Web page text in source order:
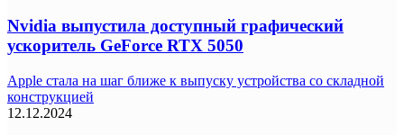
Nvidia выпустила доступный графический
ускоритель GeForce RTX 5050
Apple стала на шаг ближе к выпуску устройства со складной
конструкцией
12.12.2024